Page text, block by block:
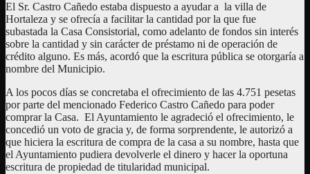
El Sr. Castro Cañedo estaba dispuesto a ayudar a la villa de
Hortaleza y se ofrecía a facilitar la cantidad por la que fue
subastada la Casa Consistorial, como adelanto de fondos sin interés
sobre la cantidad y sin carácter de préstamo ni de operación de
crédito alguno. Es más, acordó que la escritura pública se otorgaría a
nombre del Municipio.
A los pocos días se concretaba el ofrecimiento de las 4.751 pesetas
por parte del mencionado Federico Castro Cañedo para poder
comprar la Casa. El Ayuntamiento le agradeció el ofrecimiento, le
concedió un voto de gracia y, de forma sorprendente, le autorizó a
que hiciera la escritura de compra de la casa a su nombre, hasta que
el Ayuntamiento pudiera devolverle el dinero y hacer la oportuna
escritura de propiedad de titularidad municipal.